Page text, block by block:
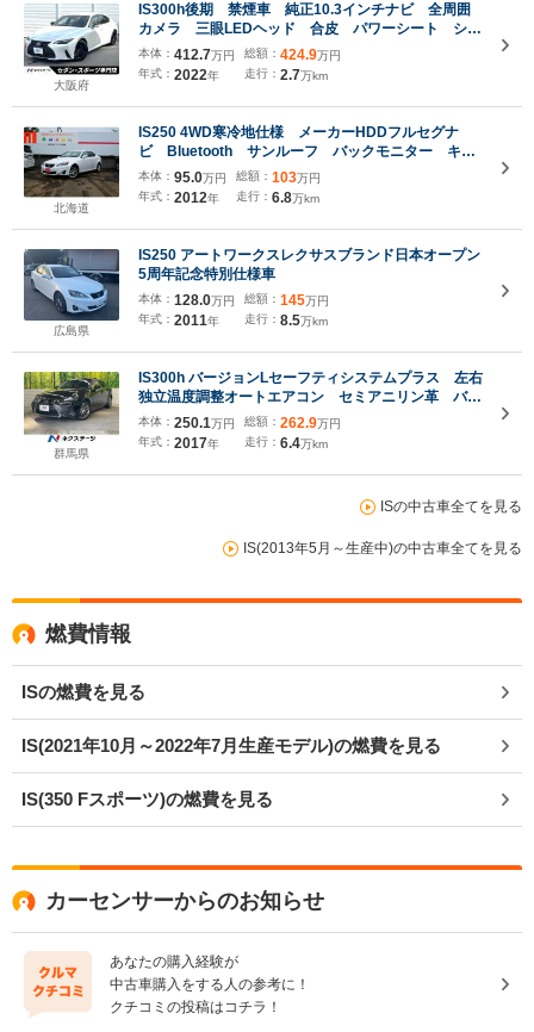
大阪府
IS300h後期 禁煙車 純正10.3インチナビ 全周囲
カメラ 三眼LEDヘッド 合皮 パワーシート シー
トヒーター ブラインドスポット セーフティシステ
ムプラス 純正18インチAW 革巻きステアリング
本体： 412.7万円
年式： 2022年
総額： 424.9万円
走行： 2.7万km
北海道
IS250 4WD寒冷地仕様 メーカーHDDフルセグナ
ビ Bluetooth サンルーフ バックモニター キセ
ノンライト ワイパーデアイサー パドルシフト シ
ートヒーター ビルトインETC スマートキー パワ
本体： 95.0万円
年式： 2012年
総額： 103万円
走行： 6.8万km
広島県
IS250 アートワークスレクサスブランド日本オープン
5周年記念特別仕様車
本体： 128.0万円
年式： 2011年
総額： 145万円
走行： 8.5万km
群馬県
IS300h バージョンLセーフティシステムプラス 左右
独立温度調整オートエアコン セミアニリン革 バッ
クカメラ パワーシート シートベンチレーション
シートヒーター メーカー10.3インチSDナビ 3眼
本体： 250.1万円
年式： 2017年
総額： 262.9万円
走行： 6.4万km
ISの中古車全てを見る
IS(2013年5月～生産中)の中古車全てを見る
燃費情報
ISの燃費を見る
IS(2021年10月～2022年7月生産モデル)の燃費を見る
IS(350 Fスポーツ)の燃費を見る
カーセンサーからのお知らせ
あなたの購入経験が
中古車購入をする人の参考に！
クチコミの投稿はコチラ！